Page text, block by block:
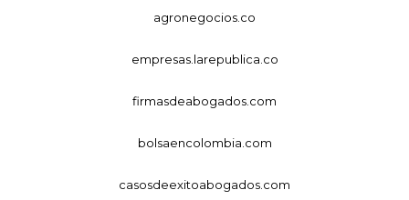
agronegocios.co
empresas.larepublica.co
firmasdeabogados.com
bolsaencolombia.com
casosdeexitoabogados.com